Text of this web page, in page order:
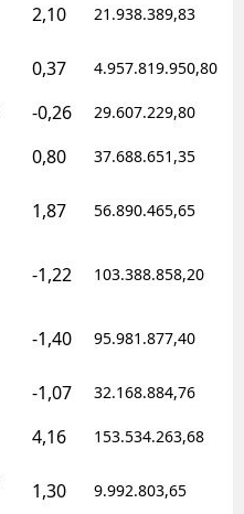
Kütahya
Kahramanmaraş
Nevşehir
Niğde
Ordu
2,10 21.938.389,83
0,37 4.957.819.950,80
-0,26 29.607.229,80
0,80 37.688.651,35
1,87 56.890.465,65
-1,22 103.388.858,20
-1,40 95.981.877,40
-1,07 32.168.884,76
4,16 153.534.263,68
1,30 9.992.803,65